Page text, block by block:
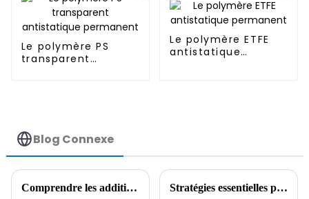
Le polymère PS
transparent
Le polymère ETFE
antistatique
Blog Connexe
Comprendre les additifs conducteurs : la clé pour améliorer les performances électriques des matériaux Stratégies essentielles pour l'utilisation d'additifs antistatiques dans les processus de fabrication modernes